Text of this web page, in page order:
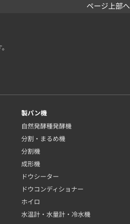
ページ上部へ
製パン機
自然発酵種発酵機
分割・まるめ機
分割機
成形機
ドウシーター
ドウコンディショナー
ホイロ
水温計・水量計・冷水機